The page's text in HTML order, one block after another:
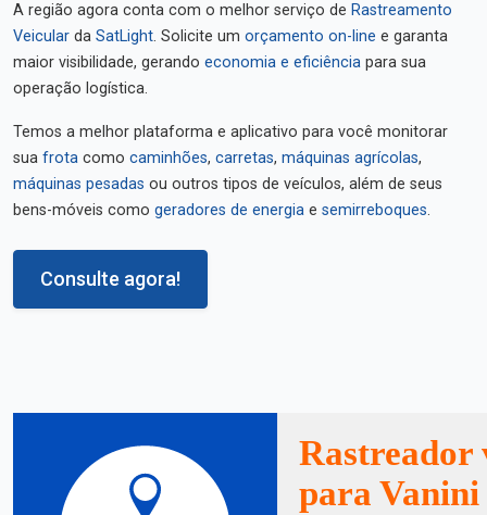
A região agora conta com o melhor serviço de Rastreamento
Veicular da SatLight. Solicite um orçamento on-line e garanta
maior visibilidade, gerando economia e eficiência para sua
operação logística.
Temos a melhor plataforma e aplicativo para você monitorar
sua frota como caminhões, carretas, máquinas agrícolas,
máquinas pesadas ou outros tipos de veículos, além de seus
bens-móveis como geradores de energia e semirreboques.
Consulte agora!
Rastreador
para Vanini